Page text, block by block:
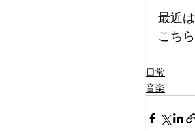
最近
こち
日常
音楽